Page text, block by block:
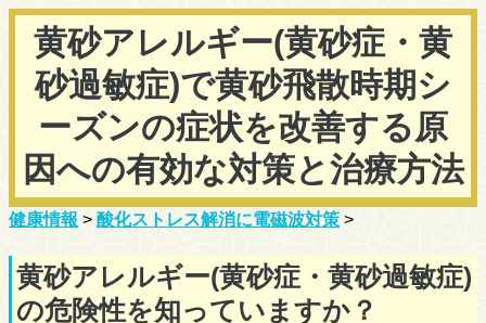
黄砂アレルギー(黄砂症・黄
砂過敏症)で黄砂飛散時期シ
ーズンの症状を改善する原
因への有効な対策と治療方法
健康情報 > 酸化ストレス解消に電磁波対策 >
黄砂アレルギー(黄砂症・黄砂過敏症)
の危険性を知っていますか？